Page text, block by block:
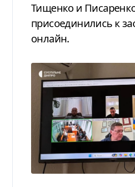
Тищенко и
присоединились к
онлайн.